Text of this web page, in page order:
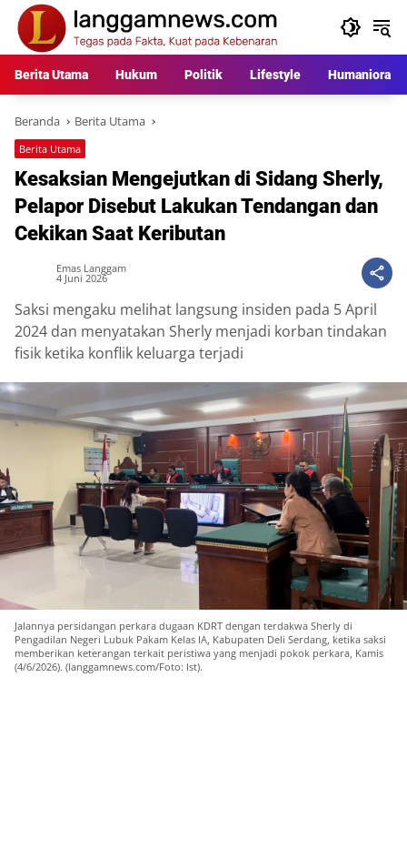
Langsung
konten
Berita Utama Hukum Politik Lifestyle Humaniora
Beranda Berita Utama
Berita Utama
Kesaksian Mengejutkan di Sidang Sherly,
Pelapor Disebut Lakukan Tendangan dan
Cekikan Saat Keributan
Emas Langgam
4 Juni 2026
Saksi mengaku melihat langsung insiden pada 5 April
2024 dan menyatakan Sherly menjadi korban tindakan
fisik ketika konflik keluarga terjadi
Jalannya persidangan perkara dugaan KDRT dengan terdakwa Sherly di
Pengadilan Negeri Lubuk Pakam Kelas IA, Kabupaten Deli Serdang, ketika saksi
memberikan keterangan terkait peristiwa yang menjadi pokok perkara, Kamis
(4/6/2026). (langgamnews.com/Foto: Ist).